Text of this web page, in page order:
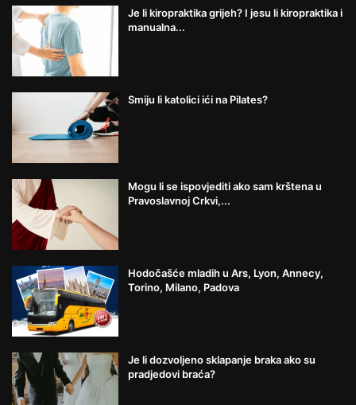
Je li kiropraktika grijeh? I jesu li kiropraktika i
manualna...
Smiju li katolici ići na Pilates?
Mogu li se ispovjediti ako sam krštena u
Pravoslavnoj Crkvi,...
Hodočašće mladih u Ars, Lyon, Annecy,
Torino, Milano, Padova
Je li dozvoljeno sklapanje braka ako su
pradjedovi braća?